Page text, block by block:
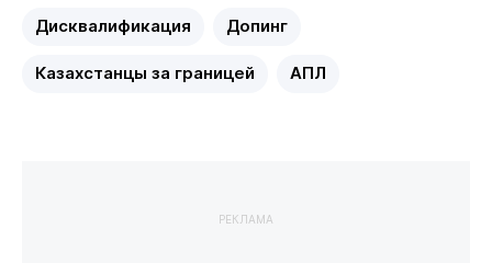
Дисквалификация Допинг
Казахстанцы за границей АПЛ
РЕКЛАМА